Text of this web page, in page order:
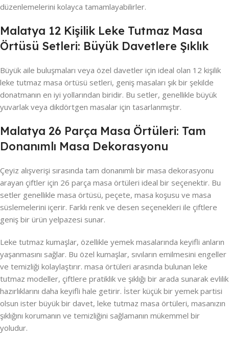
düzenlemelerini kolayca tamamlayabilirler.
Malatya 12 Kişilik Leke Tutmaz Masa
Örtüsü Setleri: Büyük Davetlere Şıklık
Büyük aile buluşmaları veya özel davetler için ideal olan 12 kişilik
leke tutmaz masa örtüsü setleri, geniş masaları şık bir şekilde
donatmanın en iyi yollarından biridir. Bu setler, genellikle büyük
yuvarlak veya dikdörtgen masalar için tasarlanmıştır.
Malatya 26 Parça Masa Örtüleri: Tam
Donanımlı Masa Dekorasyonu
Çeyiz alışverişi sırasında tam donanımlı bir masa dekorasyonu
arayan çiftler için 26 parça masa örtüleri ideal bir seçenektir. Bu
setler genellikle masa örtüsü, peçete, masa koşusu ve masa
süslemelerini içerir. Farklı renk ve desen seçenekleri ile çiftlere
geniş bir ürün yelpazesi sunar.
Leke tutmaz kumaşlar, özellikle yemek masalarında keyifli anların
yaşanmasını sağlar. Bu özel kumaşlar, sıvıların emilmesini engeller
ve temizliği kolaylaştırır. masa örtüleri arasında bulunan leke
tutmaz modeller, çiftlere pratiklik ve şıklığı bir arada sunarak evlilik
hazırlıklarını daha keyifli hale getirir. İster küçük bir yemek partisi
olsun ister büyük bir davet, leke tutmaz masa örtüleri, masanızın
şıklığını korumanın ve temizliğini sağlamanın mükemmel bir
yoludur.